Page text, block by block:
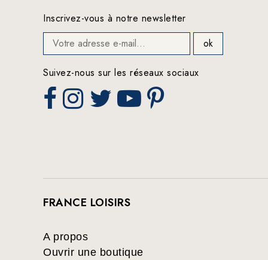
Inscrivez-vous à notre newsletter
Suivez-nous sur les réseaux sociaux
FRANCE LOISIRS
A propos
Ouvrir une boutique